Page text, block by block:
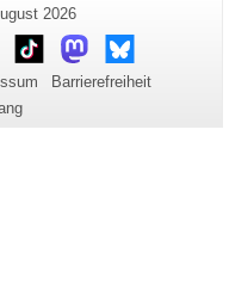
2026
TikTokMastodonBluesky
Barrierefreiheit